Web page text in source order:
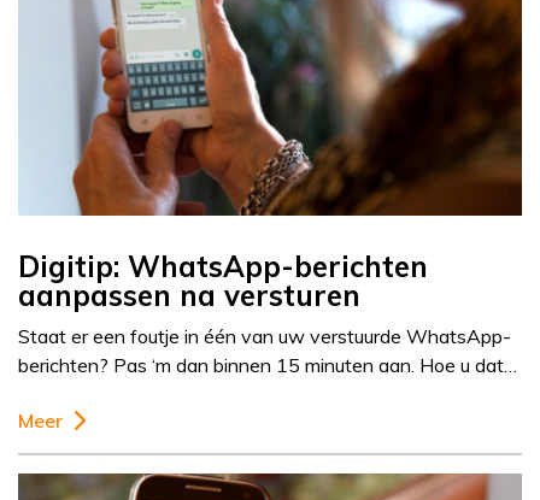
Digitip: WhatsApp-berichten
aanpassen na versturen
Staat er een foutje in één van uw verstuurde WhatsApp-
berichten? Pas ‘m dan binnen 15 minuten aan. Hoe u dat…
Meer